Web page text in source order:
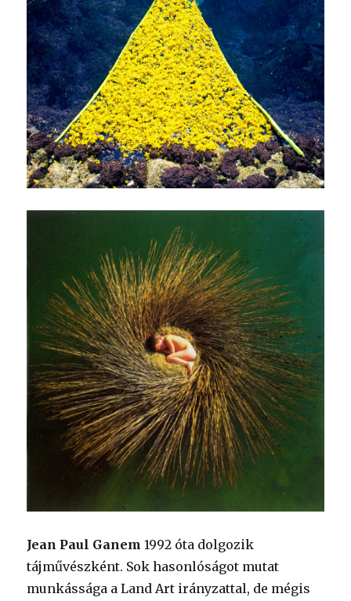
Jean Paul Ganem 1992 óta dolgozik
tájművészként. Sok hasonlóságot mutat
munkássága a Land Art irányzattal, de mégis